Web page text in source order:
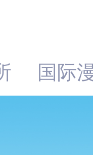
国际